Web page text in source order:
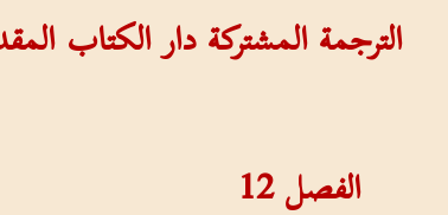
الترجمة المشتركة دار الكتاب
الفصل12